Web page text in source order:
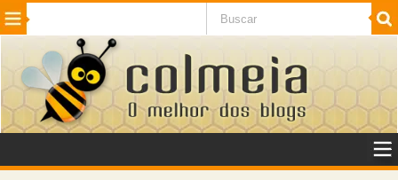
Beleza Cinema e TV
Internet Jogos NotÃ­cias SaÃºde
VeÃ­culos Adulto